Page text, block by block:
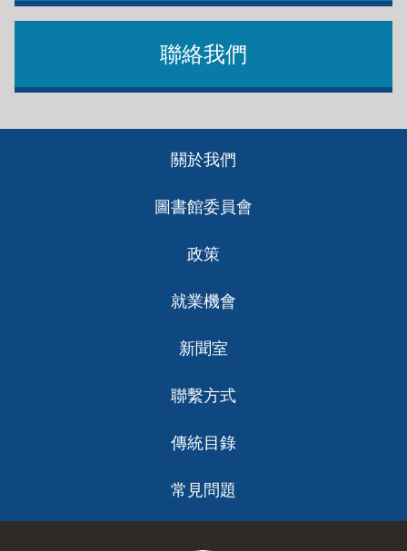
聯絡我們
關於我們
圖書館委員會
政策
就業機會
新聞室
聯繫方式
傳統目錄
常見問題